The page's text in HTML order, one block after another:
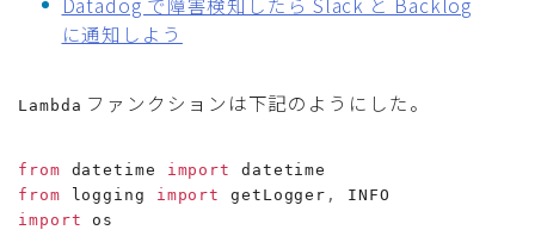
に通知しよう
Lambda ファンクションは下記のようにした。
from datetime import
from logging import getLogger ,
import